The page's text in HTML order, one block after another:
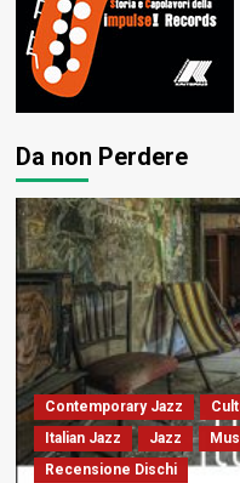
Da non Perdere
Contemporary Jazz
Italian Jazz
Jazz
Recensione Dischi